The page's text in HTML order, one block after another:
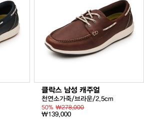
클락스 남성 캐주얼
천연소가죽/브라운/2.5cm
50%₩278,000
₩139,000